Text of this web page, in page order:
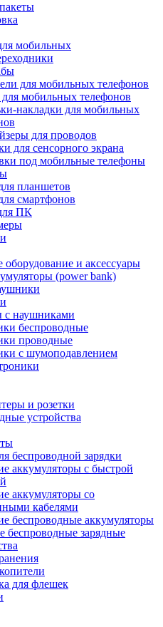
мобильных
для мобильных телефонов
мобильных телефонов
накладки для мобильных
для проводов
для сенсорного экрана
под мобильные телефоны
планшетов
смартфонов
ПК
оборудование и аксессуары
(power bank)
с наушниками
беспроводные
проводные
с шумоподавлением
и розетки
устройства
беспроводной зарядки
аккумуляторы с быстрой
аккумуляторы со
кабелями
беспроводные аккумуляторы
беспроводные зарядные
для флешек